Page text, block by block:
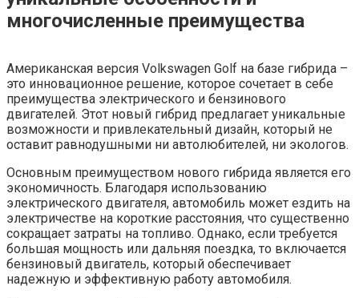
многочисленные преимущества
Американская версия Volkswagen Golf на базе гибрида –
это инновационное решение, которое сочетает в себе
преимущества электрического и бензинового
двигателей. Этот новый гибрид предлагает уникальные
возможности и привлекательный дизайн, который не
оставит равнодушными ни автолюбителей, ни экологов.
Основным преимуществом нового гибрида является его
экономичность. Благодаря использованию
электрического двигателя, автомобиль может ездить на
электричестве на короткие расстояния, что существенно
сокращает затраты на топливо. Однако, если требуется
большая мощность или дальняя поездка, то включается
бензиновый двигатель, который обеспечивает
надежную и эффективную работу автомобиля.